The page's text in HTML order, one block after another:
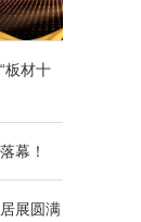
板材十
幕！
展圆满